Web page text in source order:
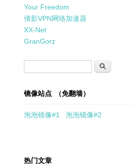
Your Freedom
倩影VPN网络加速器
XX-Net
GranGorz
搜索
镜像站点 （免翻墙）
泡泡镜像#1 泡泡镜像#2
热门文章